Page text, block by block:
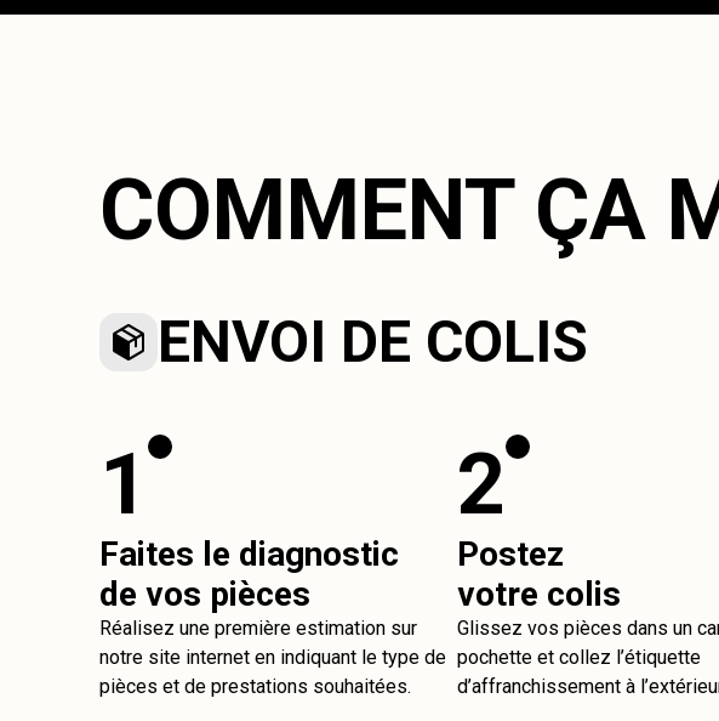
COMMENT ÇA
ENVOI DE COLIS
1
Faites le diagnostic
de vos pièces
Réalisez une première estimation sur
notre site internet en indiquant le type de
pièces et de prestations souhaitées.
2
Postez
votre colis
Glissez vos pièces dans un
pochette et collez l’étiquette
d’affranchissement à